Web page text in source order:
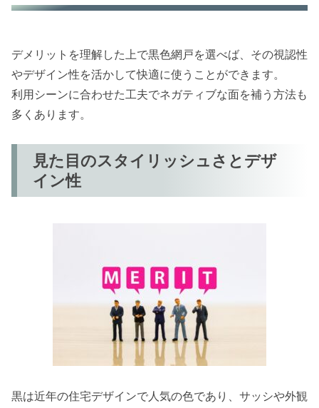
デメリットを理解した上で黒色網戸を選べば、その視認性
やデザイン性を活かして快適に使うことができます。
利用シーンに合わせた工夫でネガティブな面を補う方法も
多くあります。
見た目のスタイリッシュさとデザ
イン性
黒は近年の住宅デザインで人気の色であり、サッシや外観